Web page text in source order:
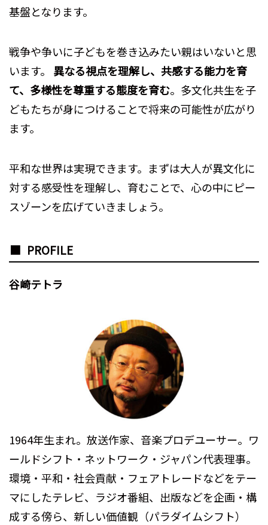
基盤となります。
戦争や争いに子どもを巻き込みたい親はいないと思
います。 異なる視点を理解し、共感する能力を育
て、多様性を尊重する態度を育む。多文化共生を子
どもたちが身につけることで将来の可能性が広がり
ます。
平和な世界は実現できます。まずは大人が異文化に
対する感受性を理解し、育むことで、心の中にピー
スゾーンを広げていきましょう。
PROFILE
谷崎テトラ
1964年生まれ。放送作家、音楽プロデユーサー。ワ
ールドシフト・ネットワーク・ジャパン代表理事。
環境・平和・社会貢献・フェアトレードなどをテー
マにしたテレビ、ラジオ番組、出版などを企画・構
成する傍ら、新しい価値観（パラダイムシフト）